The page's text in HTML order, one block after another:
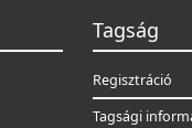
Tagság
Regisztráció
Tagsági